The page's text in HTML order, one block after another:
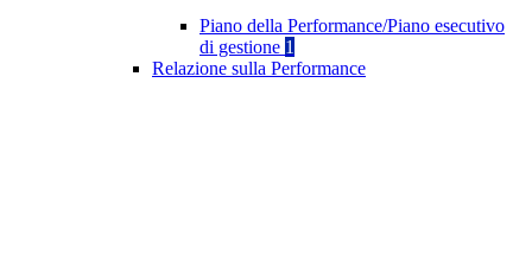
Piano della Performance/Piano esecutivo
di gestione 1
Relazione sulla Performance